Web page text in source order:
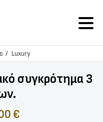
Luxury
συγκρότημα 3
€